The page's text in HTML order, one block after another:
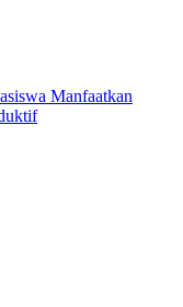
Manfaatkan